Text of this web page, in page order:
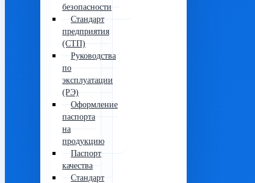
безопасности
Стандарт
предприятия
(СТП)
Руководства
по
эксплуатации
(РЭ)
Оформление
паспорта
на
продукцию
Паспорт
качества
Стандарт